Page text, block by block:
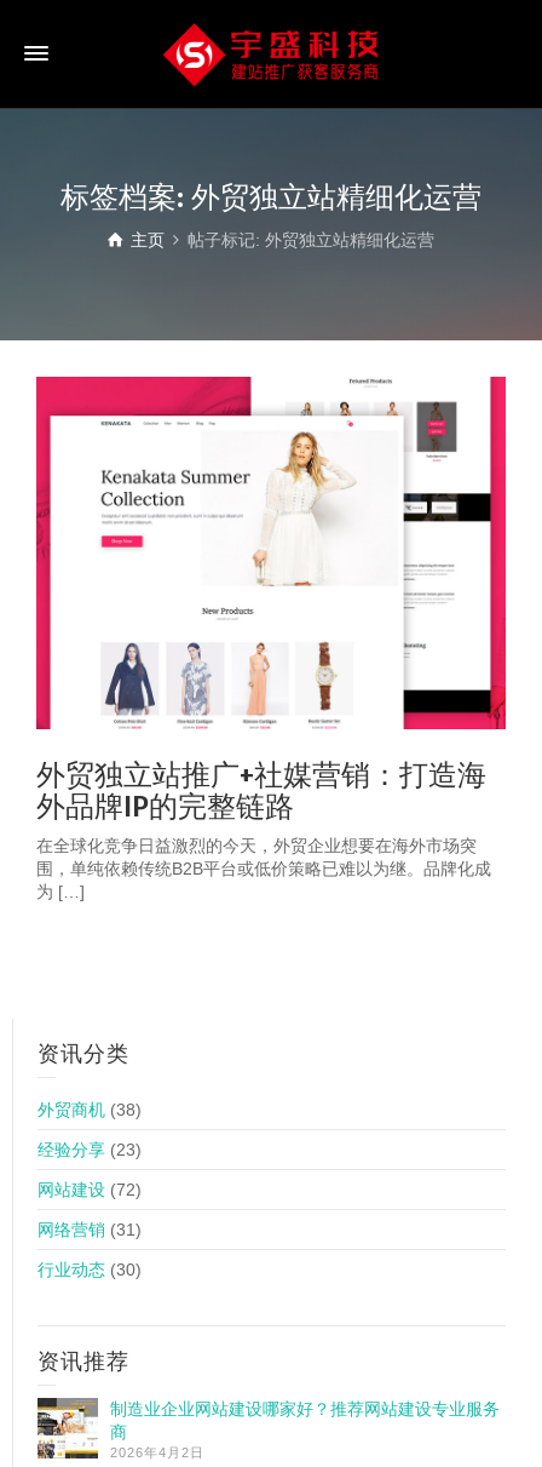
标签档案: 外贸独立站精细化运营
主页 帖子标记: 外贸独立站精细化运营
外贸独立站推广+社媒营销：打造海
外品牌IP的完整链路
在全球化竞争日益激烈的今天，外贸企业想要在海外市场突
围，单纯依赖传统B2B平台或低价策略已难以为继。品牌化成
为 […]
资讯分类
外贸商机 (38)
经验分享 (23)
网站建设 (72)
网络营销 (31)
行业动态 (30)
资讯推荐
制造业企业网站建设哪家好？推荐网站建设专业服务
商
2026年4月2日